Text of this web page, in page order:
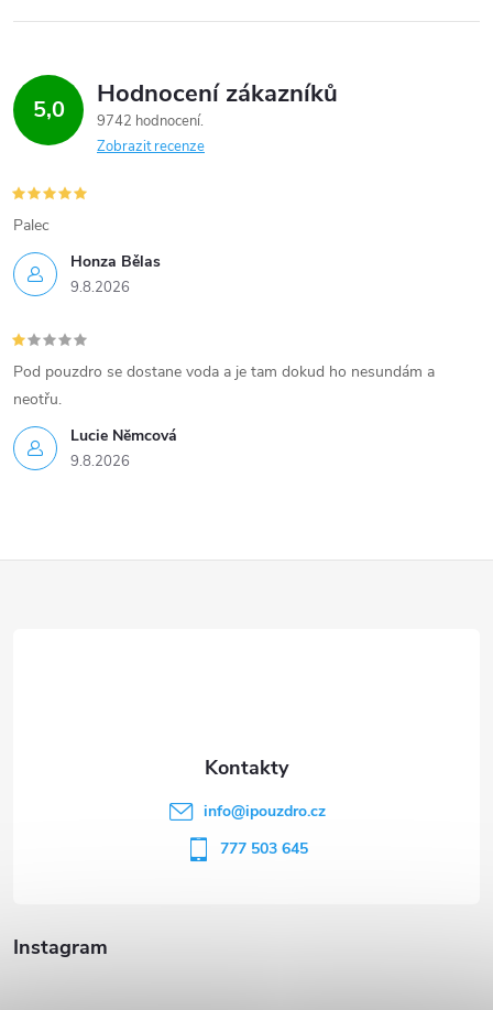
ý
p
i
s
u
5,0 Hodnocení zákazníků
9742 hodnocení
Zobrazit recenze
Honza Bělas
9.8.2026
Palec
Lucie Nĕmcová
9.8.2026
Pod pouzdro se dostane voda a je tam dokud ho nesundám a
neotřu.
Instagram
info@ipouzdro.cz
777 503 645